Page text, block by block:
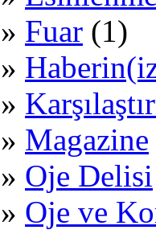
Fuar (1)
Magazine
Oje Delisi
Oje ve